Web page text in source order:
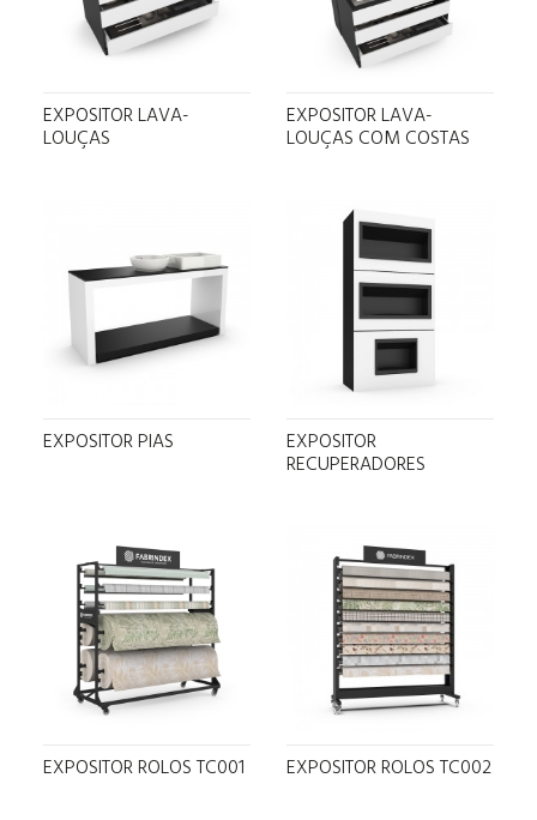
EXPOSITOR LAVA-
LOUÇAS
EXPOSITOR LAVA-
LOUÇAS COM COSTAS
EXPOSITOR PIAS EXPOSITOR
RECUPERADORES
EXPOSITOR ROLOS TC001 EXPOSITOR ROLOS TC002